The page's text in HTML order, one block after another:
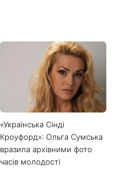
«Українська Сінді
Кроуфорд»: Ольга Сумська
вразила архівними фото
часів молодості